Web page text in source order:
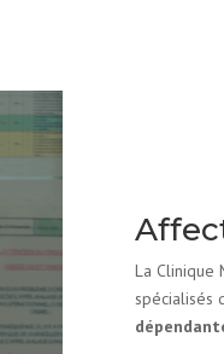
La Clinique
spécialisés